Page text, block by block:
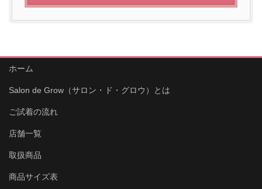
ホーム
Salon de Grow（サロン・ド・グロウ）とは
ご試着の流れ
店舗一覧
取扱商品
商品サイズ表